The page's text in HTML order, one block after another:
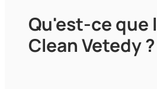
Qu'est-ce que
Clean Vetedy ?